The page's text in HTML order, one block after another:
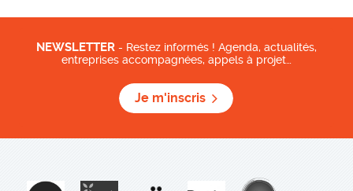
NEWSLETTER - Restez informés ! Agenda, actualités,
entreprises accompagnées, appels à projet…
Je m'inscris